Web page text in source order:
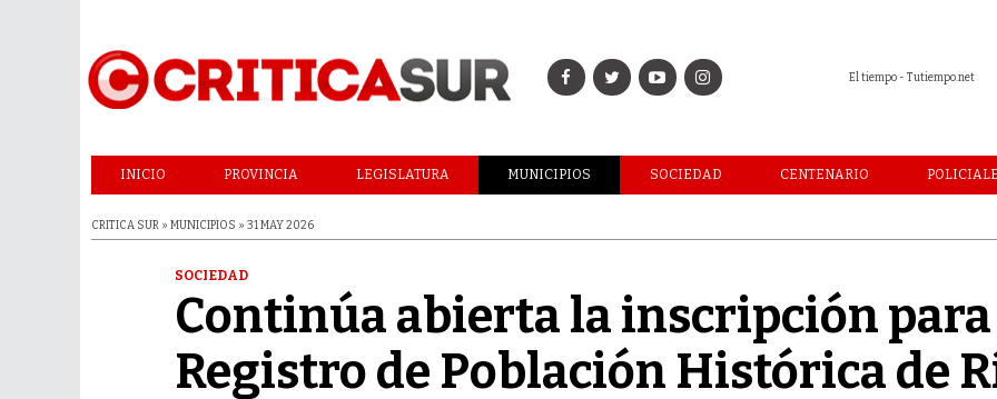
El tiempo - Tutiempo.net
INICIO PROVINCIA LEGISLATURA MUNICIPIOS SOCIEDAD CENTENARIO
CRITICA SUR » MUNICIPIOS » 31 MAY 2026
SOCIEDAD
Continúa abierta la inscripción
Registro de Población Histórica de